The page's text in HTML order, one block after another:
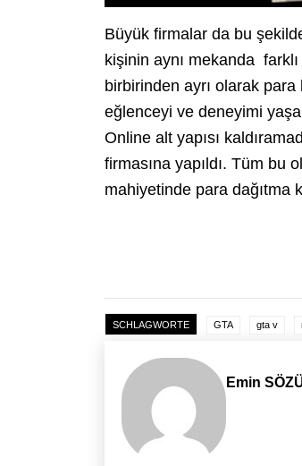
Büyük firmalar da bu
kişinin aynı mekanda
birbirinden ayrı olarak
eğlenceyi ve deneyimi
Online alt yapısı
firmasına yapıldı. Tüm bu
mahiyetinde para dağıtma
SCHLAGWORTE GTA gta v
Emin